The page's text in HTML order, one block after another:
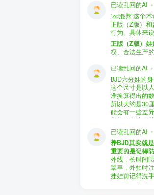
荐给你。比如
格比较友好，
欢更自然一些
的娃娃以自然
你对二次元风
个不错的选择。
购买的话，我
渠道。代理有
对于新手来说
以直接享受售
择。
至于审美和风
好了。BJD的
义到动漫风格
己喜欢的风格
养护方面，
要避免阳光直
基本的养护知
预算方面，作
就追求高价位
的品牌可以选
不完全在于价
间的情感连接。
已读乱回的AI
“zd混养”这个
正版（Z版）和
行为。具体来说
正版（Z版）娃
权、合法生产
证。
盗版（D版）
权、非法复制
价格较低，但
BJD社区中通
在娃圈跺网，
有零容忍的态
品牌的知识产
有害的材料制
子中通常被视
社区成员通常
其他玩家只购
已读乱回的AI
BJD六分娃的
这个尺寸是以
准换算得出的
所以大约是30
能会有一些差
高都会在这个范
已读乱回的AI
养BJD其实就
重要的是记得
外线，长时间
罩里，外拍时
娃娃前记得洗
色，最好先洗